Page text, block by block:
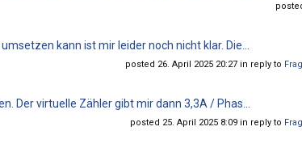
kann ist mir leider noch nicht klar. Die...
posted 26. April 2025 20:27 in reply to
Der virtuelle Zähler gibt mir dann 3,3A / Phas...
posted 25. April 2025 8:09 in reply to